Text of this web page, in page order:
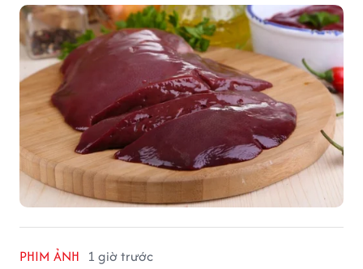
PHIM ẢNH 1 giờ trước